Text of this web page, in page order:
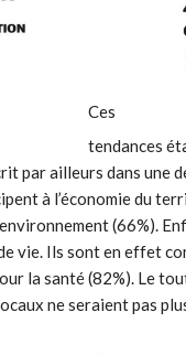
Ces
tendances
par ailleurs dans une
à l’économie du
(66%).
vie. Ils sont en effet
la santé (82%). Le
ne seraient pas